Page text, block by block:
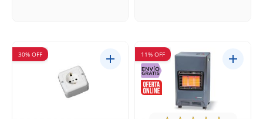
30% OFF 11% OFF